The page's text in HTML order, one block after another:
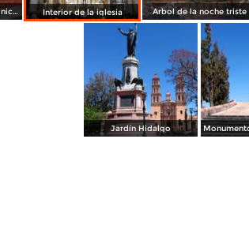
Historica ventana del inicio movimiento de independencia Interior de la iglesia Arbol de la noche triste
Jardín Hidalgo